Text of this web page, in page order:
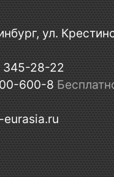
ул.
345-28-22
600-8